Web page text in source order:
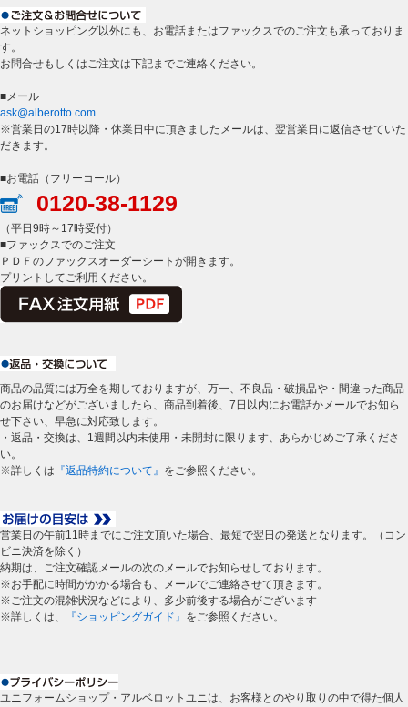
ネットショッピング以外にも、お電話またはファックスでのご注文も承っておりま
す。
お問合せもしくはご注文は下記までご連絡ください。
■メール
ask@alberotto.com
※営業日の17時以降・休業日中に頂きましたメールは、翌営業日に返信させていた
だきます。
■お電話（フリーコール）
0120-38-1129
（平日9時～17時受付）
■ファックスでのご注文
ＰＤＦのファックスオーダーシートが開きます。
プリントしてご利用ください。
商品の品質には万全を期しておりますが、万一、不良品・破損品や・間違った商品
のお届けなどがございましたら、商品到着後、7日以内にお電話かメールでお知ら
せ下さい、早急に対応致します。
・返品・交換は、1週間以内未使用・未開封に限ります、あらかじめご了承くださ
い。
※詳しくは 『返品特約について』 をご参照ください。
営業日の午前11時までにご注文頂いた場合、最短で翌日の発送となります。（コン
ビニ決済を除く）
納期は、ご注文確認メールの次のメールでお知らせしております。
※お手配に時間がかかる場合も、メールでご連絡させて頂きます。
※ご注文の混雑状況などにより、多少前後する場合がございます
※詳しくは、
『ショッピングガイド』 をご参照ください。
ユニフォームショップ・アルベロットユニは、お客様とのやり取りの中で得た個人